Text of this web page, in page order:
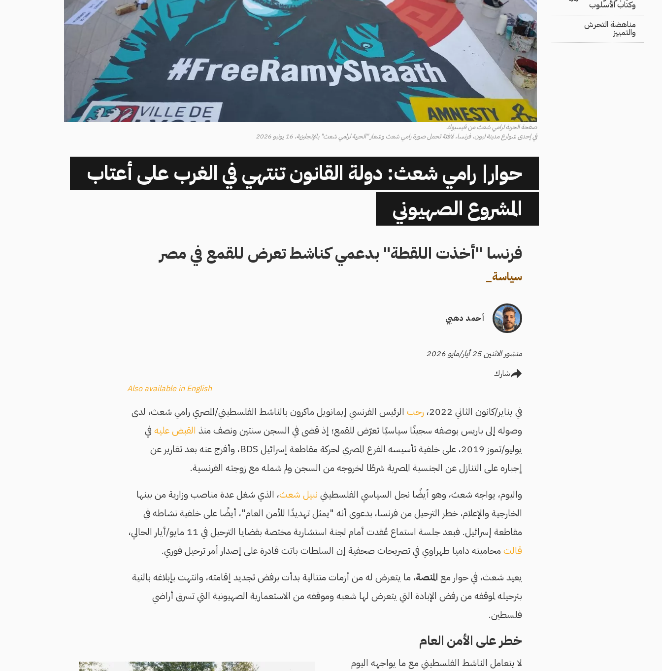
وكتاب الأسلوب
مناهضة التحرش
والتمييز
صفحة الحرية لرامي شعث من فيسبوك
في إحدى شوارع مدينة ليون، فرنسا، لافتة تحمل صورة رامي شعث وشعار "الحرية لرامي شعث" بالإنجليزية، 16 يونيو 2026
حوار| رامي شعث: دولة القانون تنتهي في الغرب على أعتاب
المشروع الصهيوني
فرنسا "أخذت اللقطة" بدعمي كناشط تعرض للقمع في مصر
سياسة_
أحمد دهبي
منشور الاثنين 25 أيار/مايو 2026
شارك
Also available in English
في يناير/كانون الثاني 2022، رحبالرئيس الفرنسي إيمانويل ماكرون بالناشط الفلسطيني/المصري رامي شعث، لدى
وصوله إلى باريس بوصفه سجينًا سياسيًا تعرّض للقمع؛ إذ قضى في السجن سنتين ونصف منذ القبض عليهفي
يوليو/تموز 2019، على خلفية تأسيسه الفرع المصري لحركة مقاطعة إسرائيل BDS، وأفرج عنه بعد تقارير عن
إجباره على التنازل عن الجنسية المصرية شرطًا لخروجه من السجن ولم شمله مع زوجته الفرنسية.
واليوم، يواجه شعث، وهو أيضًا نجل السياسي الفلسطيني نبيل شعث، الذي شغل عدة مناصب وزارية من بينها
الخارجية والإعلام، خطر الترحيل من فرنسا، بدعوى أنه "يمثل تهديدًا للأمن العام"، أيضًا على خلفية نشاطه في
مقاطعة إسرائيل. فبعد جلسة استماع عُقدت أمام لجنة استشارية مختصة بقضايا الترحيل في 11 مايو/أيار الحالي،
قالتمحاميته داميا طهراوي في تصريحات صحفية إن السلطات باتت قادرة على إصدار أمر ترحيل فوري.
يعيد شعث، في حوار مع المنصة، ما يتعرض له من أزمات متتالية بدأت برفض تجديد إقامته، وانتهت بإبلاغه بالنية
بترحيله لموقفه من رفض الإبادة التي يتعرض لها شعبه وموقفه من الاستعمارية الصهيونية التي تسرق أراضي
فلسطين.
خطر على الأمن العام
لا يتعامل الناشط الفلسطيني مع ما يواجهه اليوم